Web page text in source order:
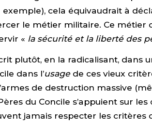
cela équivaudrait à
le métier militaire. Ce métier
« la sécurité et la liberté des
plutôt, en la radicalisant, dans
dans l’usagede ces vieux
de destruction massive
du Concile s’appuient sur
jamais respecter les critères